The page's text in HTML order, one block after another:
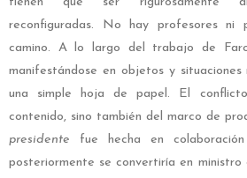
reconfiguradas. No hay profesores ni
camino. A lo largo del trabajo de
manifestándose en objetos y situaciones
una simple hoja de papel. El
contenido, sino también del marco de
presidente fue hecha en
posteriormente se convertiría en ministro